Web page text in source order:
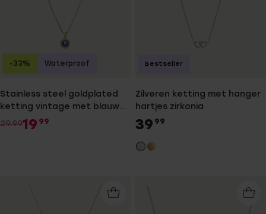
Stainless steel goldplated
ketting vintage met blauwe
zirkonia voor dames
29.9919 99
-33% Waterproof
Zilveren ketting met hanger
hartjes zirkonia
39 99
Bestseller